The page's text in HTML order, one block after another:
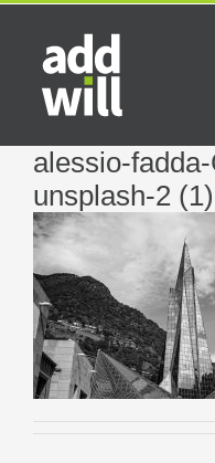
Saltar
contenido
alessio-
unsplash-2 (1)